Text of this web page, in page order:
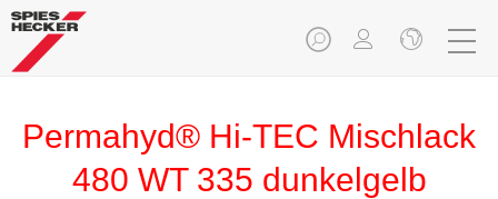
Permahyd® Hi-TEC Mischlack
480 WT 335 dunkelgelb